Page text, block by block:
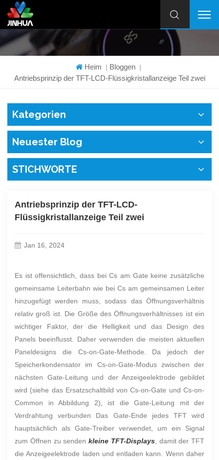
Heim | Bloggen |
Antriebsprinzip der TFT-LCD-Flüssigkristallanzeige Teil zwei
Kategorien
Neuester Blog
STICHWORTE
Antriebsprinzip der TFT-LCD-
Flüssigkristallanzeige Teil zwei
Jan 16, 2024
Es ist offensichtlich, dass bei Cs am Gate keine zusätzliche
gemeinsame Leiterbahn wie bei Cs am gemeinsamen Leiter
hinzugefügt werden muss, sodass das Öffnungsverhältnis
relativ groß ist. Die Größe des Öffnungsverhältnisses ist ein
wichtiger Faktor, der die Helligkeit und das Design des
Panels beeinflusst. Daher verwenden die meisten aktuellen
Paneldesigns die Cs-on-Gate-Methode. Da jedoch der
Speicherkondensator im Cs-on-Gate-Modus zwischen der
nächsten Gate-Leitung und der Anzeigeelektrode gebildet
wird (siehe das Ersatzschaltbild von Cs-on-Gate und Cs-on-
Common in Abbildung 2), ist die Gate-Leitung mit der
Verdrahtung verbunden Das Gate-Ende jedes TFT wird
hauptsächlich als Gate-Treiber verwendet, um ein Signal
zum Öffnen zu senden kleine TFT-Displays, damit der TFT
die Anzeigeelektrode laden und entladen kann. Wenn daher